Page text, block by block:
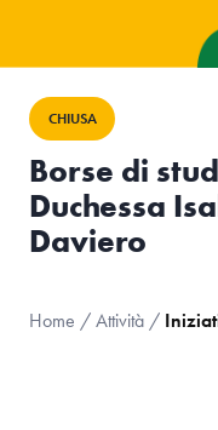
CHIUSA
Borse di
Duchessa
Daviero
Home /Attività /